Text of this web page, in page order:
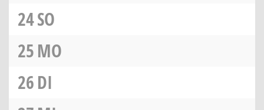
24SO
25MO
26DI